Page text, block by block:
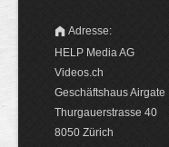
Adresse:
HELP Media AG
Videos.ch
Geschäftshaus Airgate
Thurgauerstrasse 40
8050 Zürich